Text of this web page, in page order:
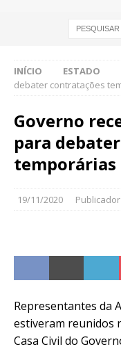
INÍCIO ESTADO
debater contratações
Governo
para
temporárias
19/11/2020 Publicador
Representantes da
estiveram reunidos
Casa Civil do